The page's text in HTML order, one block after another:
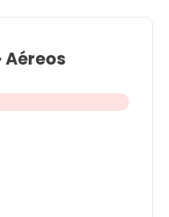
Aéreos